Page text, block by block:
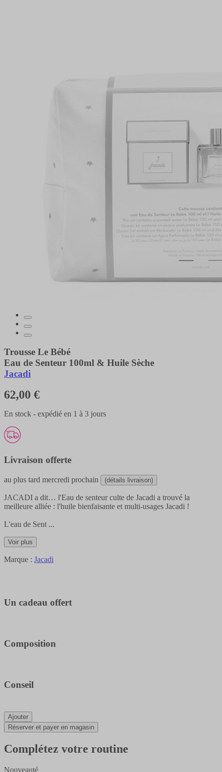
Trousse Le Bébé
Eau de Senteur 100ml & Huile Sèche
Jacadi
62,00 €
En stock - expédié en 1 à 3 jours
Livraison offerte
au plus tard mercredi prochain (détails livraison)
JACADI a dit… l'Eau de senteur culte de Jacadi a trouvé la
meilleure alliée : l'huile bienfaisante et multi-usages Jacadi !
L'eau de Sent ...
Voir plus
Marque : Jacadi
Un cadeau offert
Composition
Conseil
Ajouter
Réserver et payer en magasin
Complétez votre routine
Nouveauté